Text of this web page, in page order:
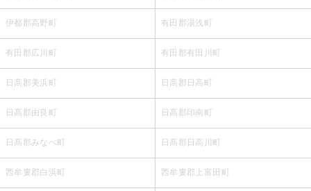
伊都郡高野町 有田郡湯浅町
有田郡広川町 有田郡有田川町
日高郡美浜町 日高郡日高町
日高郡由良町 日高郡印南町
日高郡みなべ町 日高郡日高川町
西牟婁郡白浜町 西牟婁郡上富田町